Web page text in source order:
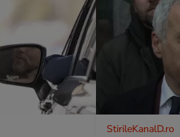
StirileKanalD.ro